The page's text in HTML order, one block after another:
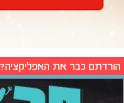
הורדתם כבר את האפליקציה?